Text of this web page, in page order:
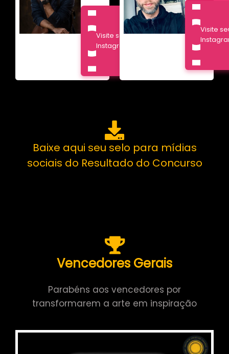
Visite seu
Instagram
Visite
Baixe aqui seu selo para mídias
sociais do Resultado do Concurso
Vencedores Gerais
Parabéns aos vencedores por
transformarem a arte em inspiração